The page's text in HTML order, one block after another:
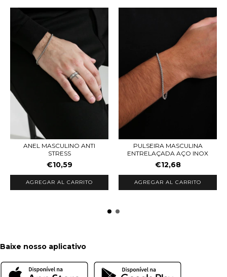
ANEL MASCULINO ANTI
STRESS
€10,59
AGREGAR AL CARRITO
PULSEIRA MASCULINA
ENTRELAÇADA AÇO INOX
€12,68
Baixe nosso aplicativo